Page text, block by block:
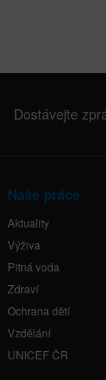
Dostávejte
Naše práce
Aktuality
Výživa
Pitná voda
Zdraví
Ochrana dětí
Vzdělání
UNICEF ČR